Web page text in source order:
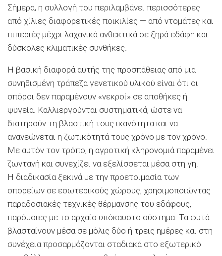
Σήμερα, η συλλογή του περιλαμβάνει περισσότερες
από χίλιες διαφορετικές ποικιλίες — από ντομάτες και
πιπεριές μέχρι λαχανικά ανθεκτικά σε ξηρά εδάφη και
δύσκολες κλιματικές συνθήκες.
Η βασική διαφορά αυτής της προσπάθειας από μια
συνηθισμένη τράπεζα γενετικού υλικού είναι ότι οι
σπόροι δεν παραμένουν «νεκροί» σε αποθήκες ή
ψυγεία. Καλλιεργούνται συστηματικά, ώστε να
διατηρούν τη βλαστική τους ικανότητα και να
ανανεώνεται η ζωτικότητά τους χρόνο με τον χρόνο.
Με αυτόν τον τρόπο, η αγροτική κληρονομιά παραμένει
ζωντανή και συνεχίζει να εξελίσσεται μέσα στη γη.
Η διαδικασία ξεκινά με την προετοιμασία των
σπορείων σε εσωτερικούς χώρους, χρησιμοποιώντας
παραδοσιακές τεχνικές θέρμανσης του εδάφους,
παρόμοιες με το αρχαίο υπόκαυστο σύστημα. Τα φυτά
βλασταίνουν μέσα σε μόλις δύο ή τρεις ημέρες και στη
συνέχεια προσαρμόζονται σταδιακά στο εξωτερικό